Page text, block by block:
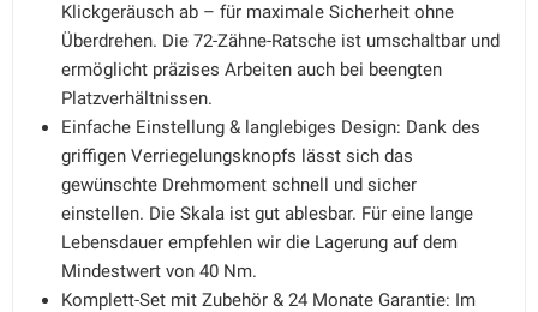
Klickgeräusch ab – für maximale Sicherheit ohne
Überdrehen. Die 72-Zähne-Ratsche ist umschaltbar und
ermöglicht präzises Arbeiten auch bei beengten
Platzverhältnissen.
Einfache Einstellung & langlebiges Design: Dank des
griffigen Verriegelungsknopfs lässt sich das
gewünschte Drehmoment schnell und sicher
einstellen. Die Skala ist gut ablesbar. Für eine lange
Lebensdauer empfehlen wir die Lagerung auf dem
Mindestwert von 40 Nm.
Komplett-Set mit Zubehör & 24 Monate Garantie: Im